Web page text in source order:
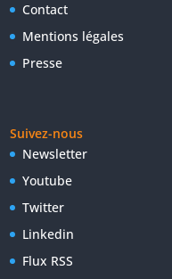
Contact
Mentions légales
Presse
Suivez-nous
Newsletter
Youtube
Twitter
Linkedin
Flux RSS